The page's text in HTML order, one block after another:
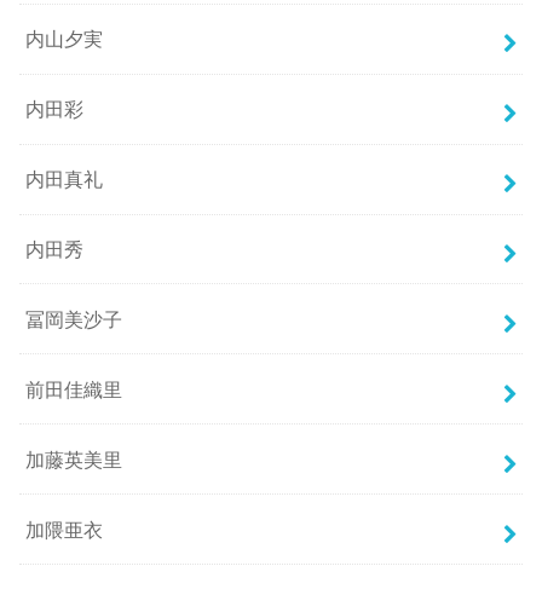
内山夕実
内田彩
内田真礼
内田秀
冨岡美沙子
前田佳織里
加藤英美里
加隈亜衣